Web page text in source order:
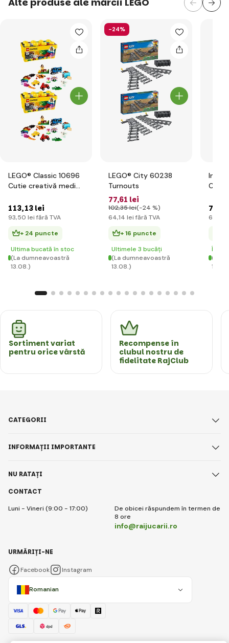
LEGO® Classic 10696
Cutie creativă medie
113,13 lei
93,50 lei fără TVA
+ 24 puncte
Ultima bucată în stoc
(La dumneavoastră
13.08.)
-24%
LEGO® City 60238
Turnouts
77,61 lei
102,35 lei(-24 %)
64,14 lei fără TVA
+ 16 puncte
Ultimele 3 bucăți
(La dumneavoastră
13.08.)
City
76
63
În
(La
Sortiment variat
pentru orice vârstă
Recompense în
clubul nostru de
fidelitate RajClub
CONTACT
Luni - Vineri (9:00 - 17:00)
De obicei răspundem în termen de
8 ore
info@raijucarii.ro
CATEGORII
INFORMAȚII IMPORTANTE
NU RATAȚI
Romanian
URMĂRIȚI-NE
Facebook Instagram